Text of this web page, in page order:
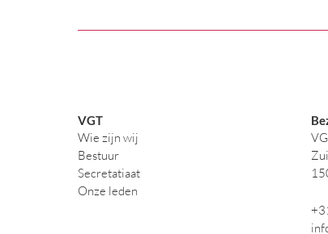
VGT
Wie zijn wij
Bestuur
Secretatiaat
Onze leden